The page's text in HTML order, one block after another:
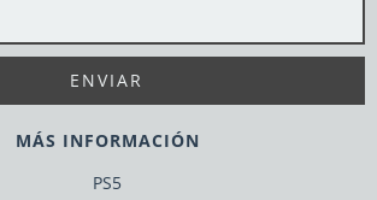
MÁS INFORMACIÓN
PS5